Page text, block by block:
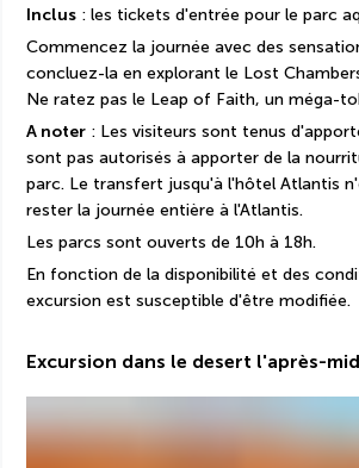
Inclus : les tickets d'entrée pour le parc
Commencez la journée avec des
concluez-la en explorant le Lost
Ne ratez pas le Leap of Faith, un méga-
A noter : Les visiteurs sont tenus
sont pas autorisés à apporter de la
parc. Le transfert jusqu'à l'hôtel Atlantis
rester la journée entière à l'Atlantis.
Les parcs sont ouverts de 10h à 18h.
En fonction de la disponibilité et des
excursion est susceptible d'être modifiée.
Excursion dans le desert l'après-